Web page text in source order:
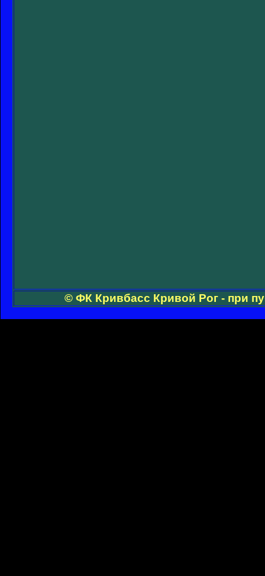
© ФК Кривбасс Кривой Рог - при